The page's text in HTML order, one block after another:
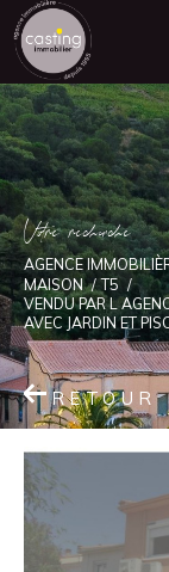
Vore recece
AGENCE
MAISON
T5
VENDU PAR L
AVEC JARDIN ET
RETOUR